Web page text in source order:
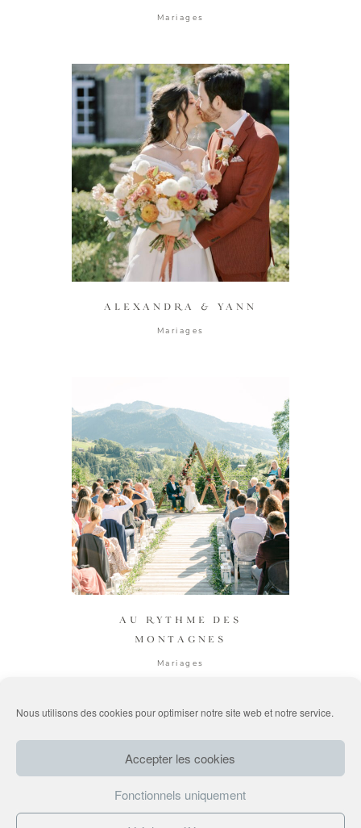
Nous utilisons des cookies pour optimiser notre site web et notre service.
Accepter les cookies
Fonctionnels uniquement
Mariages
ALEXANDRA & YANN
Mariages
AU RYTHME DES
MONTAGNES
Mariages
Suivez-nous sur Instagram
@latelieratypique
COPYRIGHT ©2026 L'ATELIER ATYPIQUE